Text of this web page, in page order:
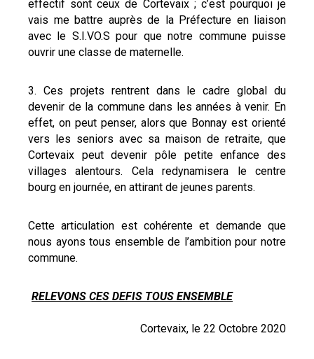
effectif sont ceux de Cortevaix ; c’est pourquoi je
vais me battre auprès de la Préfecture en liaison
avec le S.I.VO.S pour que notre commune puisse
ouvrir une classe de maternelle.
Ces projets rentrent dans le cadre global du
devenir de la commune dans les années à venir. En
effet, on peut penser, alors que Bonnay est orienté
vers les seniors avec sa maison de retraite, que
Cortevaix peut devenir pôle petite enfance des
villages alentours. Cela redynamisera le centre
bourg en journée, en attirant de jeunes parents.
Cette articulation est cohérente et demande que
nous ayons tous ensemble de l’ambition pour notre
commune.
RELEVONS CES DEFIS TOUS ENSEMBLE
Cortevaix, le 22 Octobre 2020